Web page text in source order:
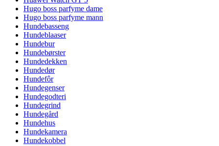
Hugo boss parfyme dame
Hugo boss parfyme mann
Hundebasseng
Hundeblaaser
Hundebur
Hundebørster
Hundedekken
Hundedør
Hundefôr
Hundegenser
Hundegodteri
Hundegrind
Hundegård
Hundehus
Hundekamera
Hundekobbel